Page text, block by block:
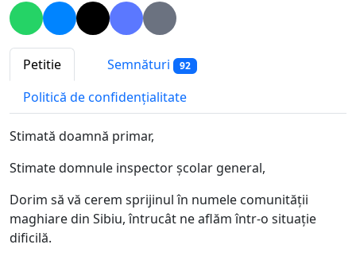
Petitie Semnături 92
Politică de confidențialitate
Stimată doamnă primar,
Stimate domnule inspector școlar general,
Dorim să vă cerem sprijinul în numele comunității
maghiare din Sibiu, întrucât ne aflăm într-o situație
dificilă.